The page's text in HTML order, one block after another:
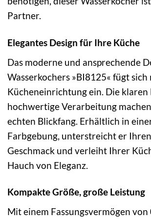
Partner.
Elegantes Design für Ihre Küche
Das moderne und ansprechende
Wasserkochers »BI8125« fügt
Kücheneinrichtung ein. Die klaren
hochwertige Verarbeitung
echten Blickfang. Erhältlich in
Farbgebung, unterstreicht er
Geschmack und verleiht Ihrer
Hauch von Eleganz.
Kompakte Größe, große Leistung
Mit einem Fassungsvermögen